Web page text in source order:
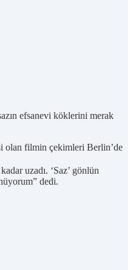
efsanevi köklerini merak
olan filmin çekimleri Berlin’de
uzadı. ‘Saz’ gönlün
dedi.